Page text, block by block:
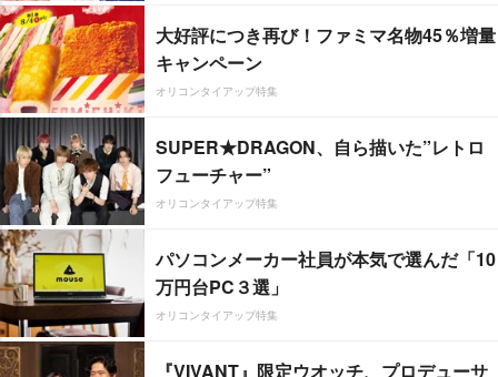
大好評につき再び！ファミマ名物45％増量
キャンペーン
オリコンタイアップ特集
SUPER★DRAGON、自ら描いた”レトロ
フューチャー”
オリコンタイアップ特集
パソコンメーカー社員が本気で選んだ「10
万円台PC３選」
オリコンタイアップ特集
『VIVANT』限定ウオッチ、プロデューサ